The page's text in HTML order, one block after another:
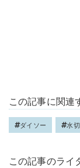
この記事に関連
ダイソー 水
この記事のライ